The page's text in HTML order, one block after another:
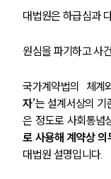
대법원은 하급심과
원심을 파기하고 사
국가계약법의 체계
자’는 설계서상의 기
은 정도로 사회통념
로 사용해 계약상 의
대법원 설명입니다.